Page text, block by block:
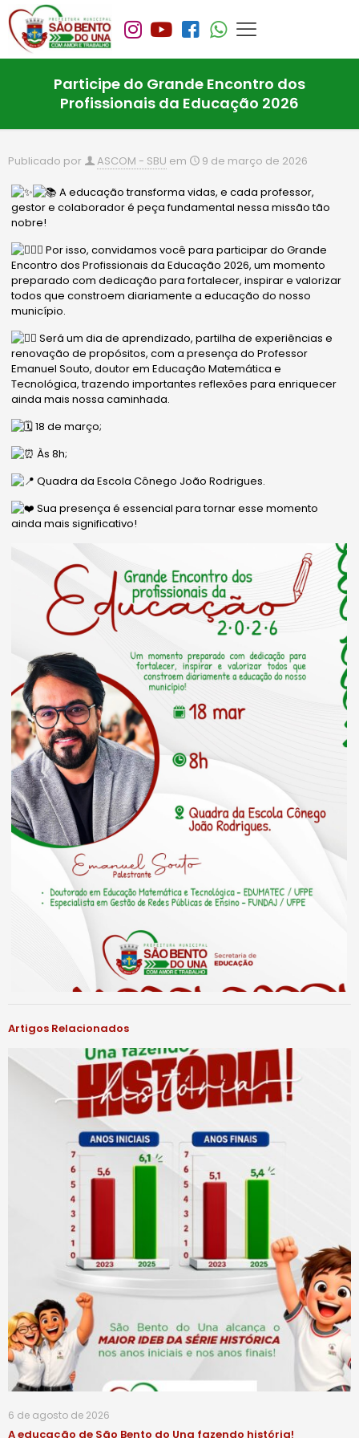
Participe do Grande Encontro dos
Profissionais da Educação 2026
Publicado por ASCOM - SBU em 9 de março de 2026
A educação transforma vidas, e cada professor,
gestor e colaborador é peça fundamental nessa missão tão
nobre!
Por isso, convidamos você para participar do Grande
Encontro dos Profissionais da Educação 2026, um momento
preparado com dedicação para fortalecer, inspirar e valorizar
todos que constroem diariamente a educação do nosso
município.
Será um dia de aprendizado, partilha de experiências e
renovação de propósitos, com a presença do Professor
Emanuel Souto, doutor em Educação Matemática e
Tecnológica, trazendo importantes reflexões para enriquecer
ainda mais nossa caminhada.
18 de março;
Às 8h;
Quadra da Escola Cônego João Rodrigues.
Sua presença é essencial para tornar esse momento
ainda mais significativo!
Artigos Relacionados
6 de agosto de 2026
A educação de São Bento do Una fazendo história!